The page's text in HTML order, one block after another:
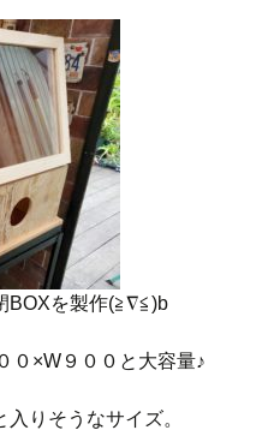
BOXを製作(≧∇≦)b
０×W９００と大容量♪
りそうなサイズ。